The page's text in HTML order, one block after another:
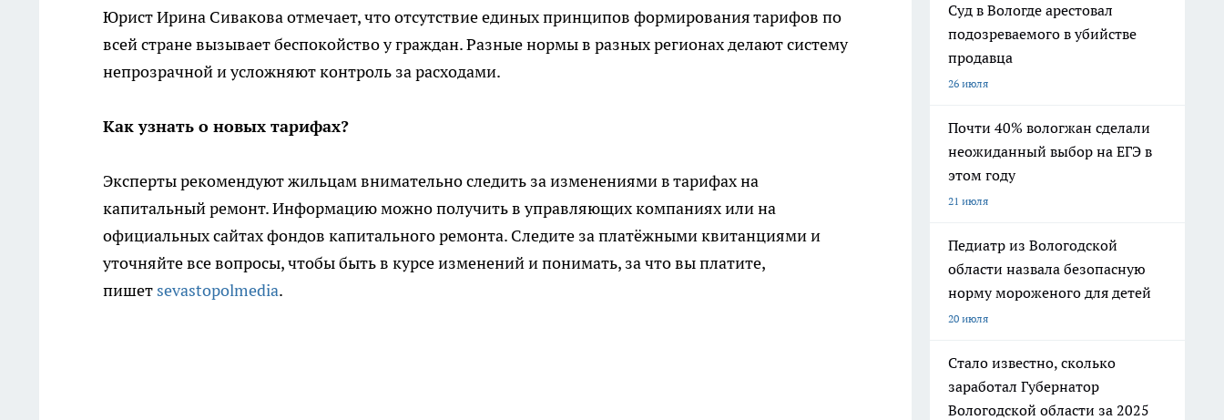
Юрист Ирина Сивакова отмечает, что отсутствие единых принципов формирования тарифов по
всей стране вызывает беспокойство у граждан. Разные нормы в разных регионах делают систему
непрозрачной и усложняют контроль за расходами.
Как узнать о новых тарифах?
Эксперты рекомендуют жильцам внимательно следить за изменениями в тарифах на
капитальный ремонт. Информацию можно получить в управляющих компаниях или на
официальных сайтах фондов капитального ремонта. Следите за платёжными квитанциями и
уточняйте все вопросы, чтобы быть в курсе изменений и понимать, за что вы платите,
пишет sevastopolmedia.
Суд в Вологде арестовал
подозреваемого в убийстве
продавца
26 июля
Почти 40% вологжан сделали
неожиданный выбор на ЕГЭ в
этом году
21 июля
Педиатр из Вологодской
области назвала безопасную
норму мороженого для детей
20 июля
Стало известно, сколько
заработал Губернатор
Вологодской области за 2025